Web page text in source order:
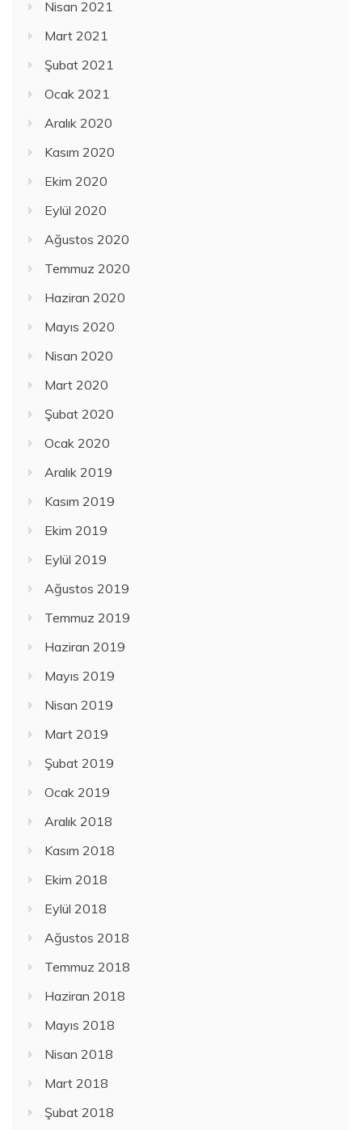
Nisan 2021
Mart 2021
Şubat 2021
Ocak 2021
Aralık 2020
Kasım 2020
Ekim 2020
Eylül 2020
Ağustos 2020
Temmuz 2020
Haziran 2020
Mayıs 2020
Nisan 2020
Mart 2020
Şubat 2020
Ocak 2020
Aralık 2019
Kasım 2019
Ekim 2019
Eylül 2019
Ağustos 2019
Temmuz 2019
Haziran 2019
Mayıs 2019
Nisan 2019
Mart 2019
Şubat 2019
Ocak 2019
Aralık 2018
Kasım 2018
Ekim 2018
Eylül 2018
Ağustos 2018
Temmuz 2018
Haziran 2018
Mayıs 2018
Nisan 2018
Mart 2018
Şubat 2018